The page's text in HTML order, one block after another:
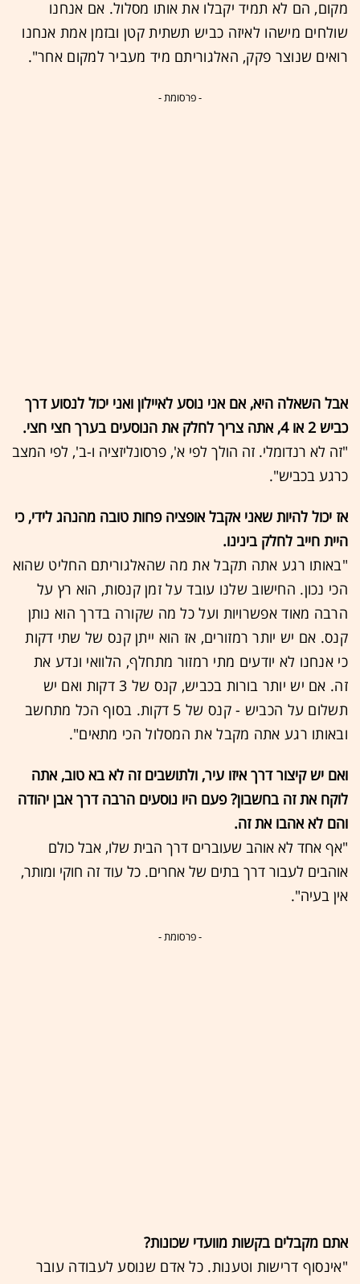
מקום, הם לא תמיד יקבלו את אותו מסלול. אם אנחנו
שולחים מישהו לאיזה כביש תשתית קטן ובזמן אמת אנחנו
רואים שנוצר פקק, האלגוריתם מיד מעביר למקום אחר".
- פרסומת -
אבל השאלה היא, אם אני נוסע לאיילון ואני יכול לנסוע דרך
כביש 2 או 4, אתה צריך לחלק את הנוסעים בערך חצי חצי.
"זה לא רנדומלי. זה הולך לפי א', פרסונליזציה ו-ב', לפי המצב
כרגע בכביש".
אז יכול להיות שאני אקבל אופציה פחות טובה מהנהג לידי, כי
היית חייב לחלק בינינו.
"באותו רגע אתה תקבל את מה שהאלגוריתם החליט שהוא
הכי נכון. החישוב שלנו עובד על זמן קנסות, הוא רץ על
הרבה מאוד אפשרויות ועל כל מה שקורה בדרך הוא נותן
קנס. אם יש יותר רמזורים, אז הוא ייתן קנס של שתי דקות
כי אנחנו לא יודעים מתי רמזור מתחלף, הלוואי ונדע את
זה. אם יש יותר בורות בכביש, קנס של 3 דקות ואם יש
תשלום על הכביש - קנס של 5 דקות. בסוף הכל מתחשב
ובאותו רגע אתה מקבל את המסלול הכי מתאים".
ואם יש קיצור דרך איזו עיר, ולתושבים זה לא בא טוב, אתה
לוקח את זה בחשבון? פעם היו נוסעים הרבה דרך אבן יהודה
והם לא אהבו את זה.
"אף אחד לא אוהב שעוברים דרך הבית שלו, אבל כולם
אוהבים לעבור דרך בתים של אחרים. כל עוד זה חוקי ומותר,
אין בעיה".
- פרסומת -
אתם מקבלים בקשות מוועדי שכונות?
"אינסוף דרישות וטענות. כל אדם שנוסע לעבודה עובר